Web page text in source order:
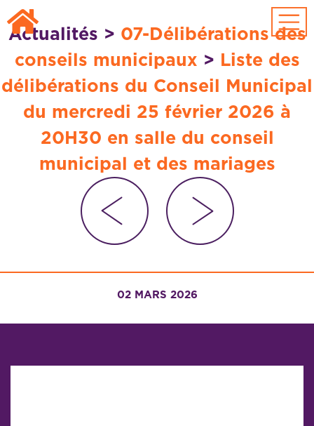
Passer au contenu principal
Actualités > 07-Délibérations des
conseils municipaux > Liste des
délibérations du Conseil Municipal
du mercredi 25 février 2026 à
20H30 en salle du conseil
municipal et des mariages
02 MARS 2026